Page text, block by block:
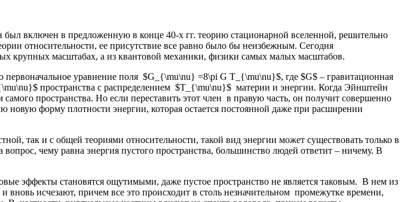
включен в предложенную в конце 40-х гг. теорию стационарной вселенной, решительно
относительности, ее присутствие все равно было бы неизбежным. Сегодня
крупных масштабах, а из квантовой механики, физики самых малых масштабов.
уравнение поля $G_{\mu\nu} =8\pi G T_{\mu\nu}$, где $G$ – гравитационная
пространства с распределением $T_{\mu\nu}$ материи и энергии. Когда Эйнштейн
пространства. Но если переставить этот член в правую часть, он получит совершенно
новую форму плотности энергии, которая остается постоянной даже при расширении
так и с общей теориями относительности, такой вид энергии может существовать только в
чему равна энергия пустого пространства, большинство людей ответит – ничему. В
эффекты становятся ощутимыми, даже пустое пространство не является таковым. В нем из
исчезают, причем все это происходит в столь незначительном промежутке времени,